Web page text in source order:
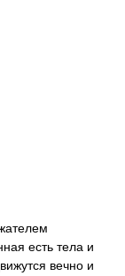
есть тела и
вечно и